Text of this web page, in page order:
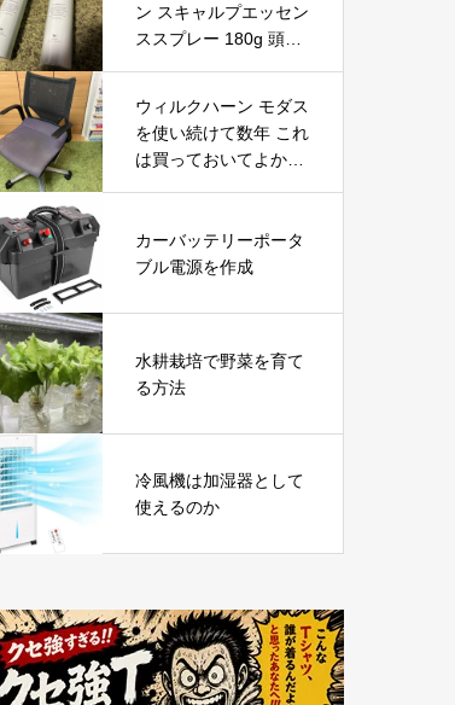
ン スキャルプエッセン
ススプレー 180g 頭皮
手軽に頭皮と肌をリフ
レッシュ
ウィルクハーン モダス
を使い続けて数年 これ
は買っておいてよかっ
カーバッテリーポータ
ブル電源を作成
水耕栽培で野菜を育て
る方法
冷風機は加湿器として
使えるのか